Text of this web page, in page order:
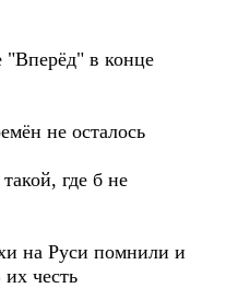
в конце
не осталось
где б не
на Руси помнили и
честь